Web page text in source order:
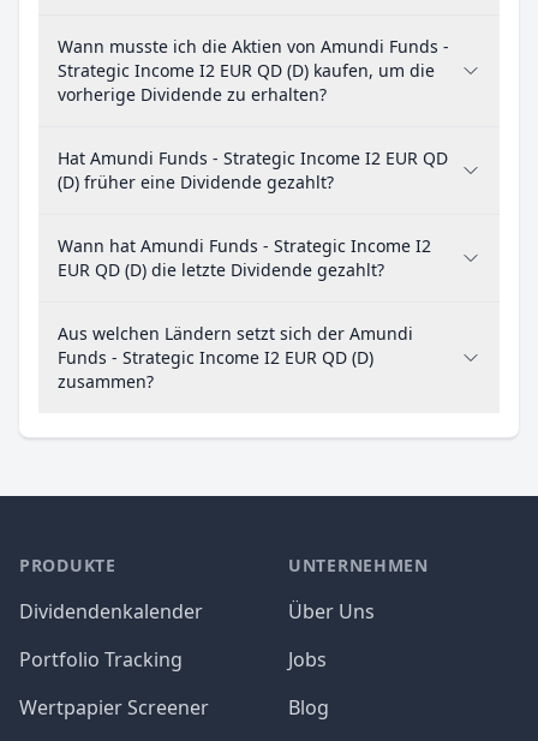
Wann musste ich die Aktien von Amundi Funds -
Strategic Income I2 EUR QD (D) kaufen, um die
vorherige Dividende zu erhalten?
Hat Amundi Funds - Strategic Income I2 EUR QD
(D) früher eine Dividende gezahlt?
Wann hat Amundi Funds - Strategic Income I2
EUR QD (D) die letzte Dividende gezahlt?
Aus welchen Ländern setzt sich der Amundi
Funds - Strategic Income I2 EUR QD (D)
zusammen?
PRODUKTE
Dividendenkalender
Portfolio Tracking
Wertpapier Screener
UNTERNEHMEN
Über Uns
Jobs
Blog